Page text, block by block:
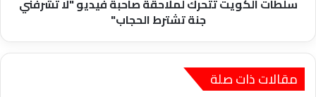
سلطات الكويت تتحرك لملاحقة صاحبة فيديو "لا تشرفني
جنة تشترط الحجاب"
مقالات ذات صلة